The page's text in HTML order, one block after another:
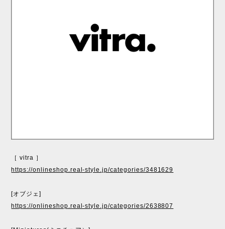
［ vitra ］
https://onlineshop.real-style.jp/categories/3481629
[オブジェ]
https://onlineshop.real-style.jp/categories/2638807